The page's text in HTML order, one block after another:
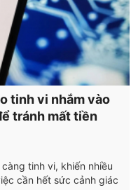
tinh vi nhắm vào
tránh mất tiền
tinh vi, khiến nhiều
cần hết sức cảnh giác